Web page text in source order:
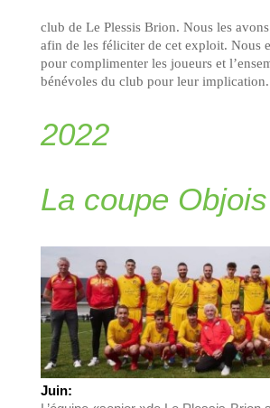
club de Le Plessis Brion. Nous les
afin de les féliciter de cet exploit. Nous
pour complimenter les joueurs et
bénévoles du club pour leur implication.
2022
La coupe Objois
Juin: